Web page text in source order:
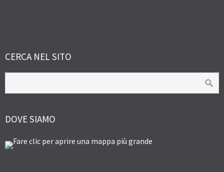
CERCA NEL SITO
DOVE SIAMO